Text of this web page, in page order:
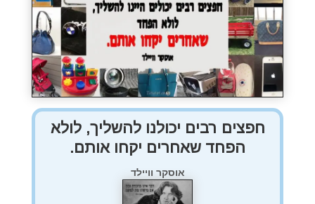
חפצים רבים יכולנו להשליך, לולא
הפחד שאחרים יקחו אותם.
אוסקר וויילד